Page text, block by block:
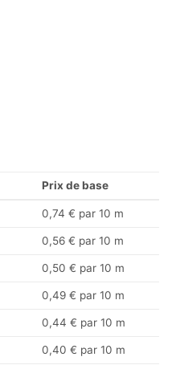
Prix de base
0,74 € par 10 m
0,56 € par 10 m
0,50 € par 10 m
0,49 € par 10 m
0,44 € par 10 m
0,40 € par 10 m